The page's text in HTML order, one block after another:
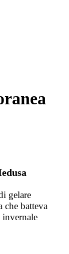
gelare
che batteva
invernale